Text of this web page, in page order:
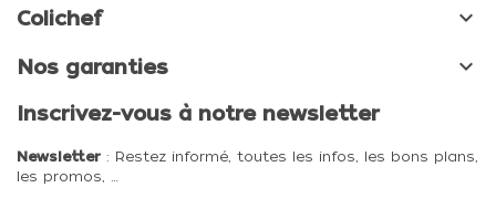
Colichef 
Nos garanties 
Inscrivez-vous à notre newsletter
Newsletter : Restez informé, toutes les infos, les bons plans,
les promos, …